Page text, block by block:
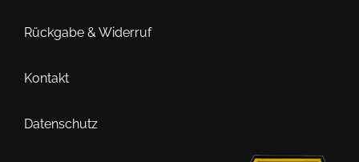
Rückgabe & Widerruf
Kontakt
Datenschutz